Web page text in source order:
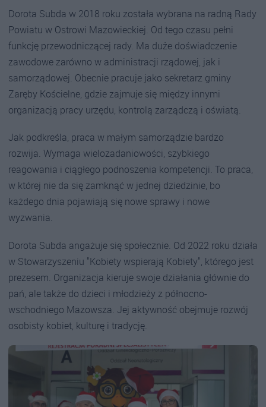
Dorota Subda w 2018 roku została wybrana na radną Rady
Powiatu w Ostrowi Mazowieckiej. Od tego czasu pełni
funkcję przewodniczącej rady. Ma duże doświadczenie
zawodowe zarówno w administracji rządowej, jak i
samorządowej. Obecnie pracuje jako sekretarz gminy
Zaręby Kościelne, gdzie zajmuje się między innymi
organizacją pracy urzędu, kontrolą zarządczą i oświatą.
Jak podkreśla, praca w małym samorządzie bardzo
rozwija. Wymaga wielozadaniowości, szybkiego
reagowania i ciągłego podnoszenia kompetencji. To praca,
w której nie da się zamknąć w jednej dziedzinie, bo
każdego dnia pojawiają się nowe sprawy i nowe
wyzwania.
Dorota Subda angażuje się społecznie. Od 2022 roku działa
w Stowarzyszeniu "Kobiety wspierają Kobiety", którego jest
prezesem. Organizacja kieruje swoje działania głównie do
pań, ale także do dzieci i młodzieży z północno-
wschodniego Mazowsza. Jej aktywność obejmuje rozwój
osobisty kobiet, kulturę i tradycję.